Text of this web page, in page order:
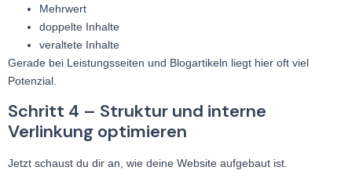
Mehrwert
doppelte Inhalte
veraltete Inhalte
Gerade bei Leistungsseiten und Blogartikeln liegt hier oft viel
Potenzial.
Schritt 4 – Struktur und interne
Verlinkung optimieren
Jetzt schaust du dir an, wie deine Website aufgebaut ist.